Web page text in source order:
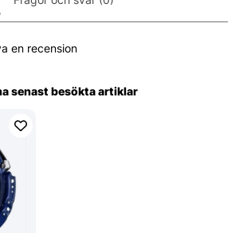
en recension
senast besökta artiklar